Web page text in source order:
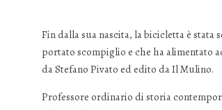
Fin dalla sua nascita, la bicicletta è
portato scompiglio e che ha alimentato
da Stefano Pivato ed edito da Il Mulino.
Professore ordinario di storia